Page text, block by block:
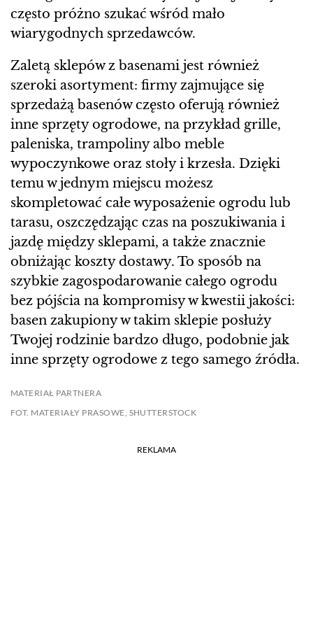
często próżno szukać wśród mało
wiarygodnych sprzedawców.
Zaletą sklepów z basenami jest również
szeroki asortyment: firmy zajmujące się
sprzedażą basenów często oferują również
inne sprzęty ogrodowe, na przykład grille,
paleniska, trampoliny albo meble
wypoczynkowe oraz stoły i krzesła. Dzięki
temu w jednym miejscu możesz
skompletować całe wyposażenie ogrodu lub
tarasu, oszczędzając czas na poszukiwania i
jazdę między sklepami, a także znacznie
obniżając koszty dostawy. To sposób na
szybkie zagospodarowanie całego ogrodu
bez pójścia na kompromisy w kwestii jakości:
basen zakupiony w takim sklepie posłuży
Twojej rodzinie bardzo długo, podobnie jak
inne sprzęty ogrodowe z tego samego źródła.
MATERIAŁ PARTNERA
FOT. MATERIAŁY PRASOWE, SHUTTERSTOCK
REKLAMA